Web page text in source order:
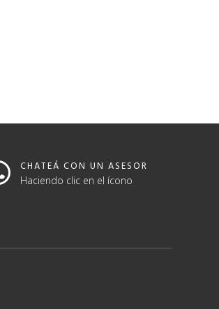
CHATEÁ CON UN ASESOR
Haciendo clic en el ícono